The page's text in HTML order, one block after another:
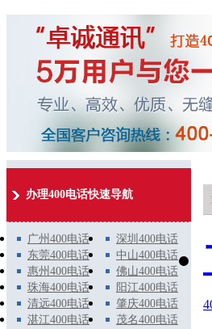
办理400电话快速导航
广州400电话
深圳400电话
东莞400电话
中山400电话
惠州400电话
佛山400电话
珠海400电话
阳江400电话
清远400电话
肇庆400电话
湛江400电话
茂名400电话